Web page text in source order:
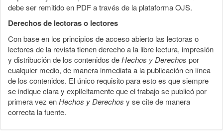
debe ser remitido en PDF a través de la plataforma OJS.
Derechos de lectoras o lectores
Con base en los principios de acceso abierto las lectoras o
lectores de la revista tienen derecho a la libre lectura, impresión
y distribución de los contenidos deHechos y Derechos por
cualquier medio, de manera inmediata a la publicación en línea
de los contenidos. El único requisito para esto es que siempre
se indique clara y explícitamente que el trabajo se publicó por
primera vez enHechos y Derechos y se cite de manera
correcta la fuente.